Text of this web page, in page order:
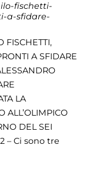
fischetti-
a-sfidare-
A SFIDARE
LA
ALL’OLIMPICO
DEL SEI
– Ci sono tre